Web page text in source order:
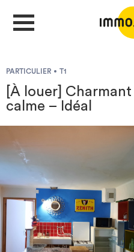
Je cherche un logement
Je propose un bien
Villes
PARTICULIER T1
[À louer]
calme – Idéal